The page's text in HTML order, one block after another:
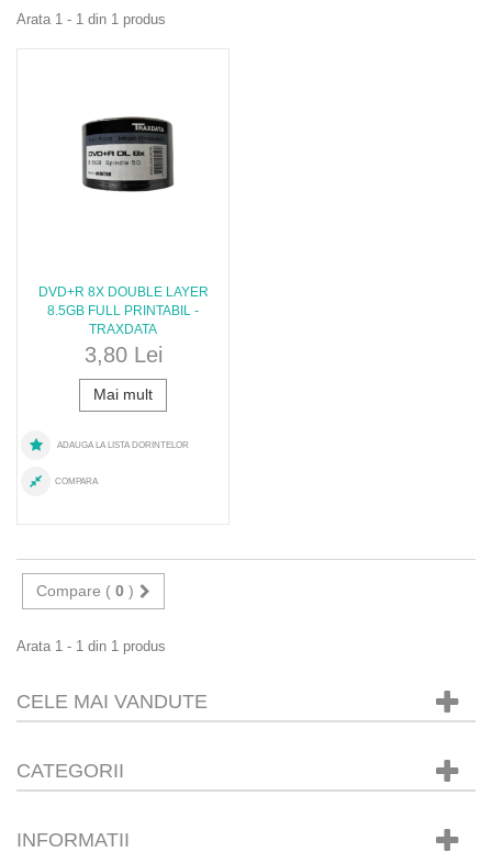
Arata 1 - 1 din 1 produs
DVD+R 8X DOUBLE LAYER
8.5GB FULL PRINTABIL -
TRAXDATA
3,80 Lei
Mai mult
ADAUGA LA LISTA DORINTELOR
COMPARA
Compare ( 0 )
Arata 1 - 1 din 1 produs
CELE MAI VANDUTE
CATEGORII
INFORMATII